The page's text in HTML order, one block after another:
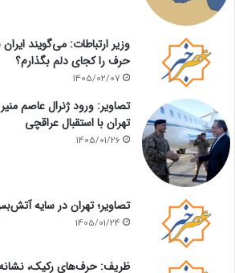
وزیر ارتباطات: می‌گویند ایران
حرف را کجای دلم بگذارم؟
1405/02/07
تصاویر: ورود ژنرال عاصم
تهران با استقبال عراقچی
1405/01/26
تصاویر؛ تهران در سایه
1405/01/24
ظریف: حرف‌های رکیک،